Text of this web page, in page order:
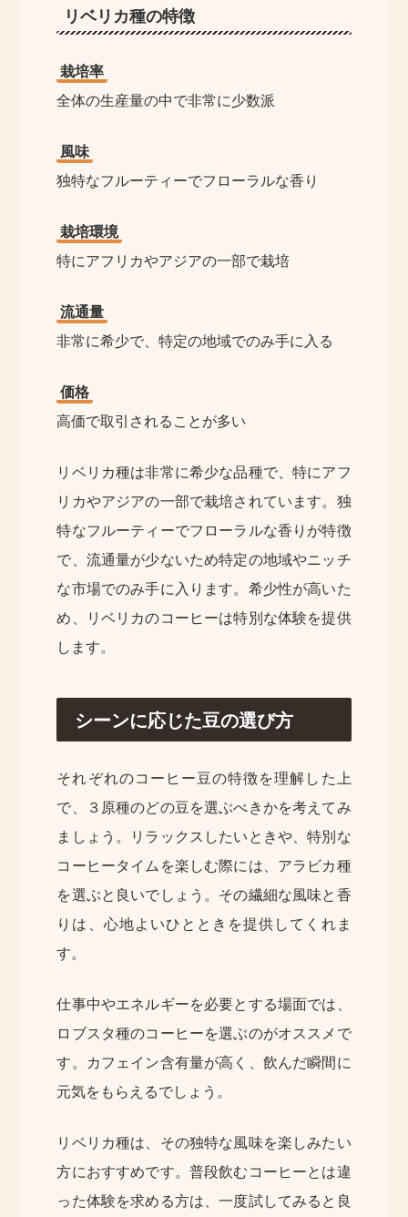
リベリカ種の特徴
栽培率
全体の生産量の中で非常に少数派
風味
独特なフルーティーでフローラルな香り
栽培環境
特にアフリカやアジアの一部で栽培
流通量
非常に希少で、特定の地域でのみ手に入る
価格
高価で取引されることが多い
リベリカ種は非常に希少な品種で、特にアフ
リカやアジアの一部で栽培されています。独
特なフルーティーでフローラルな香りが特徴
で、流通量が少ないため特定の地域やニッチ
な市場でのみ手に入ります。希少性が高いた
め、リベリカのコーヒーは特別な体験を提供
します。
シーンに応じた豆の選び方
それぞれのコーヒー豆の特徴を理解した上
で、３原種のどの豆を選ぶべきかを考えてみ
ましょう。リラックスしたいときや、特別な
コーヒータイムを楽しむ際には、アラビカ種
を選ぶと良いでしょう。その繊細な風味と香
りは、心地よいひとときを提供してくれま
す。
仕事中やエネルギーを必要とする場面では、
ロブスタ種のコーヒーを選ぶのがオススメで
す。カフェイン含有量が高く、飲んだ瞬間に
元気をもらえるでしょう。
リベリカ種は、その独特な風味を楽しみたい
方におすすめです。普段飲むコーヒーとは違
った体験を求める方は、一度試してみると良